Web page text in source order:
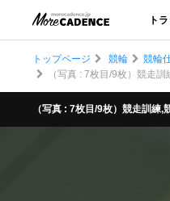
ト
トップページ 競輪 競輪
（写真 : 7枚目/9枚）競走
（写真 : 7枚目/9枚）競走訓練